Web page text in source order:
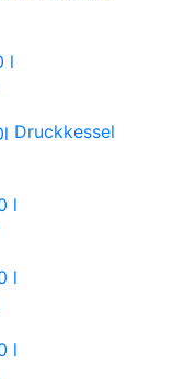
Druckkessel